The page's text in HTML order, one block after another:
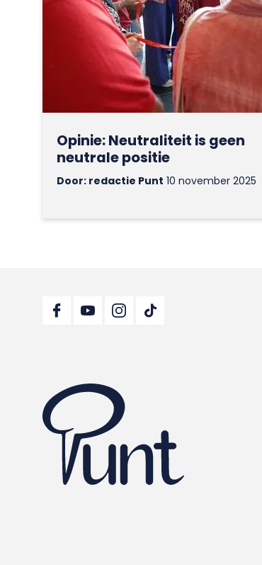
Opinie: Neutraliteit is geen
neutrale positie
Door: redactie Punt 10 november 2025